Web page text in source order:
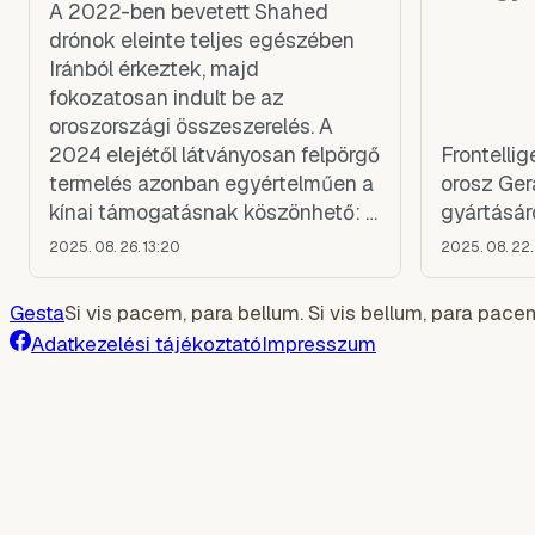
tovább nehezítette a nyomozók
dolgát.
A 2022-ben bevetett Shahed
drónok eleinte teljes egészében
Iránból érkeztek, majd
fokozatosan indult be az
oroszországi összeszerelés. A
2024 elejétől látványosan felpörgő
termelés azonban egyértelműen a
kínai támogatásnak köszönhető: a
jelentés részletesen felsorolja a
a benzinmotorokig.
2025. 08. 26. 13:20
orosz
2025. 08.
GestaSi vis pacem, para bellum. Si vis bellum, para
Adatkezelési tájékoztatóImpresszum